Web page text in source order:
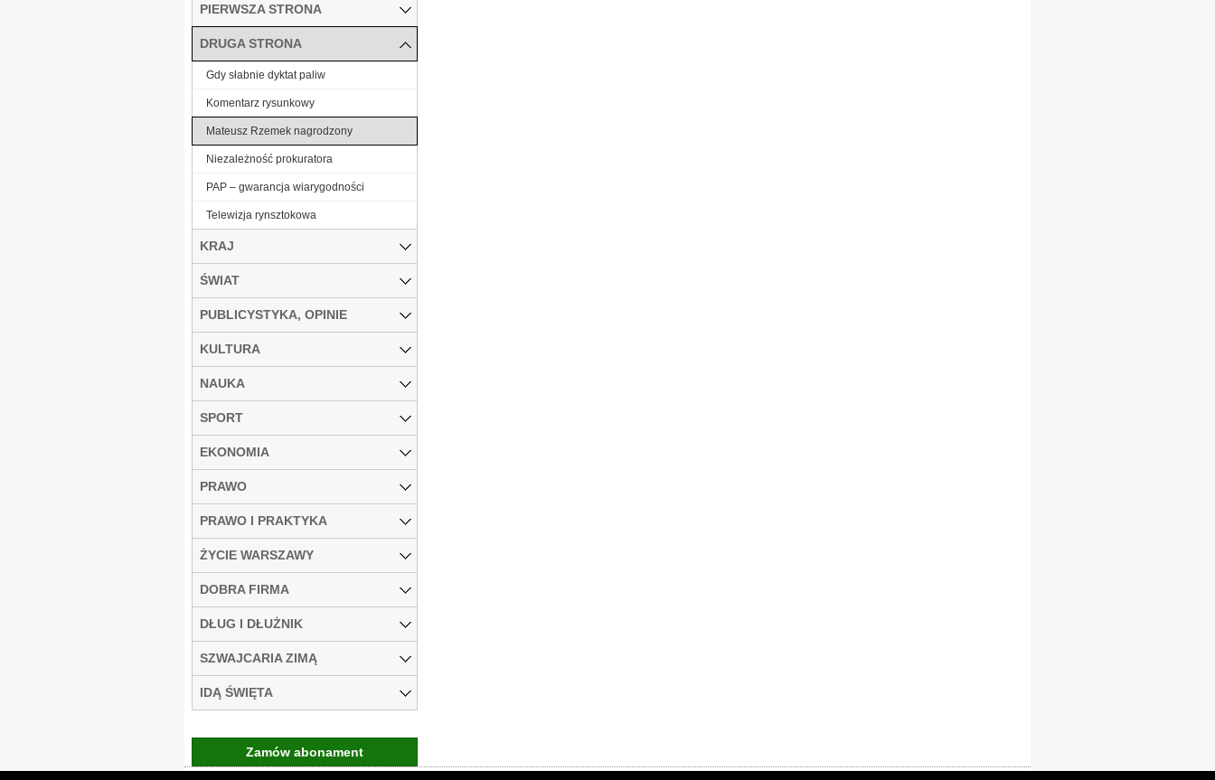
PIERWSZA STRONA
DRUGA STRONA
Gdy słabnie dyktat paliw
Komentarz rysunkowy
Mateusz Rzemek nagrodzony
Niezależność prokuratora
PAP – gwarancja wiarygodności
Telewizja rynsztokowa
KRAJ
ŚWIAT
PUBLICYSTYKA, OPINIE
KULTURA
NAUKA
SPORT
EKONOMIA
PRAWO
PRAWO I PRAKTYKA
ŻYCIE WARSZAWY
DOBRA FIRMA
DŁUG I DŁUŻNIK
SZWAJCARIA ZIMĄ
IDĄ ŚWIĘTA
Zamów abonament